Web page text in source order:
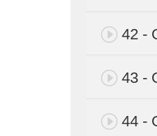
42 -
43 -
44 -